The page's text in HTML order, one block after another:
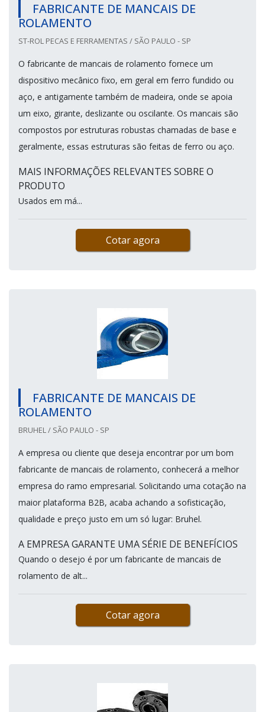
FABRICANTE DE MANCAIS DE
ROLAMENTO
ST-ROL PECAS E FERRAMENTAS / SÃO PAULO - SP
O fabricante de mancais de rolamento fornece um
dispositivo mecânico fixo, em geral em ferro fundido ou
aço, e antigamente também de madeira, onde se apoia
um eixo, girante, deslizante ou oscilante. Os mancais são
compostos por estruturas robustas chamadas de base e
geralmente, essas estruturas são feitas de ferro ou aço.
MAIS INFORMAÇÕES RELEVANTES SOBRE O
PRODUTO
Usados em má...
Cotar agora
FABRICANTE DE MANCAIS DE
ROLAMENTO
BRUHEL / SÃO PAULO - SP
A empresa ou cliente que deseja encontrar por um bom
fabricante de mancais de rolamento, conhecerá a melhor
empresa do ramo empresarial. Solicitando uma cotação na
maior plataforma B2B, acaba achando a sofisticação,
qualidade e preço justo em um só lugar: Bruhel.
A EMPRESA GARANTE UMA SÉRIE DE BENEFÍCIOS
Quando o desejo é por um fabricante de mancais de
rolamento de alt...
Cotar agora